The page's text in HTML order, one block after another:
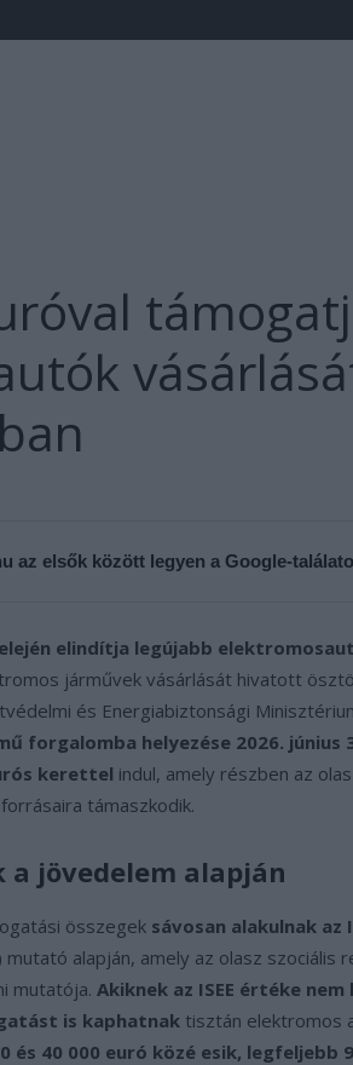
az elsők között legyen a Google-
elindítja legújabb
járművek vásárlását hivatott
és Energiabiztonsági
forgalomba helyezése 2026. június
kerettel indul, amely részben az
forrásaira támaszkodik.
a jövedelem alapján
összegek sávosan alakulnak az
mutató alapján, amely az olasz szociális
mutatója. Akiknek az ISEE értéke nem
is kaphatnak tisztán elektromos
és 40 000 euró közé esik, legfeljebb